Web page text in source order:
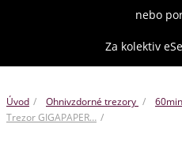
nebo
Za kolektiv
Úvod Ohnivzdorné trezory
Trezor GIGAPAPER…